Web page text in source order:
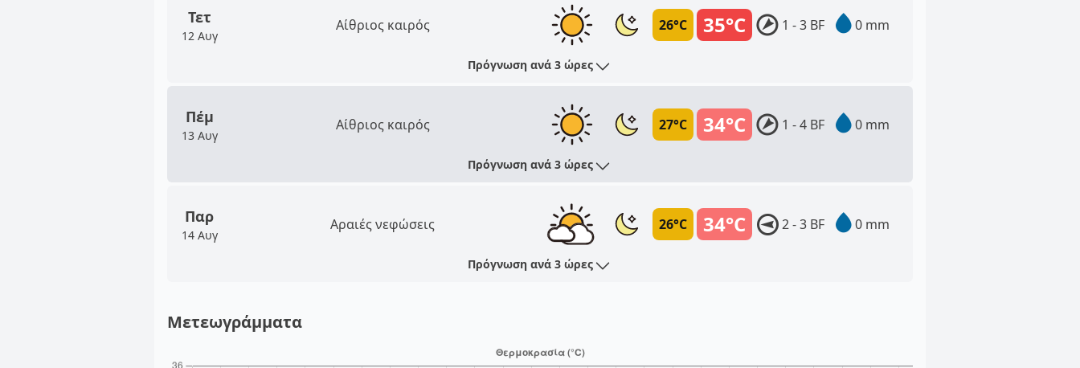
Τετ
12 Αυγ
Αίθριος καιρός 35°C
26°C 1 - 3 BF 0 mm
Πρόγνωση ανά 3 ώρες
Πέμ
13 Αυγ
Αίθριος καιρός 34°C
27°C 1 - 4 BF 0 mm
Πρόγνωση ανά 3 ώρες
Παρ
14 Αυγ
Αραιές νεφώσεις 34°C
26°C 2 - 3 BF 0 mm
Πρόγνωση ανά 3 ώρες
Μετεωγράμματα